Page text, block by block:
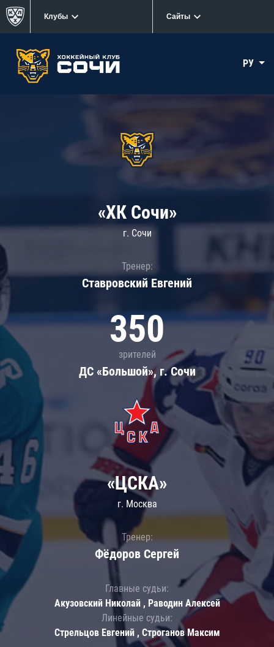
Клубы Сайты
РУ
«ХК Сочи»
г. Сочи
Тренер:
Ставровский Евгений
350
зрителей
ДС «Большой», г. Сочи
«ЦСКА»
г. Москва
Тренер:
Фёдоров Сергей
Главные судьи:
Акузовский Николай , Раводин Алексей
Линейные судьи:
Стрельцов Евгений , Строганов Максим